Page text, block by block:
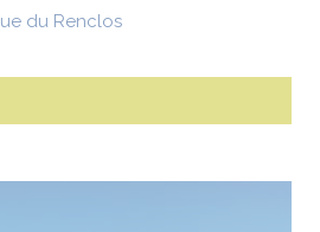
du Renclos